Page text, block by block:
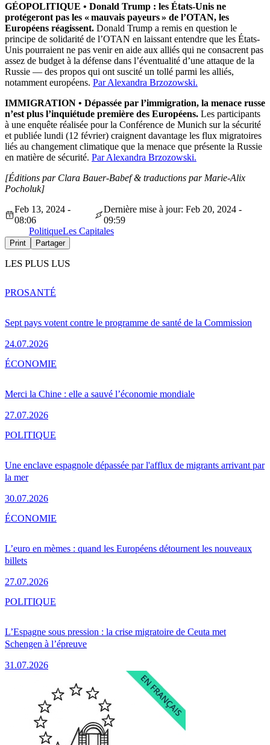
GÉOPOLITIQUE • Donald Trump : les États-Unis ne
protégeront pas les « mauvais payeurs » de l’OTAN, les
Européens réagissent. Donald Trump a remis en question le
principe de solidarité de l’OTAN en laissant entendre que les États-
Unis pourraient ne pas venir en aide aux alliés qui ne consacrent pas
assez de budget à la défense dans l’éventualité d’une attaque de la
Russie — des propos qui ont suscité un tollé parmi les alliés,
notamment européens. Par Alexandra Brzozowski.
IMMIGRATION • Dépassée par l’immigration, la menace russe
n’est plus l’inquiétude première des Européens. Les participants
à une enquête réalisée pour la Conférence de Munich sur la sécurité
et publiée lundi (12 février) craignent davantage les flux migratoires
liés au changement climatique que la menace que présente la Russie
en matière de sécurité. Par Alexandra Brzozowski.
[Éditions par Clara Bauer-Babef& traductions par Marie-Alix
Pocholuk]
Feb 13, 2024 -
08:06
Dernière mise à jour: Feb 20, 2024 -
09:59
PolitiqueLes Capitales
Print Partager
LES PLUS LUS
Sept pays votent contre le programme de santé de la Commission
24.07.2026
PROSANTÉ
Merci la Chine : elle a sauvé l’économie mondiale
27.07.2026
ÉCONOMIE
Une enclave espagnole dépassée par l'afflux de migrants arrivant par
la mer
30.07.2026
POLITIQUE
L’euro en mèmes : quand les Européens détournent les nouveaux
billets
27.07.2026
ÉCONOMIE
L’Espagne sous pression : la crise migratoire de Ceuta met
Schengen à l’épreuve
31.07.2026
POLITIQUE